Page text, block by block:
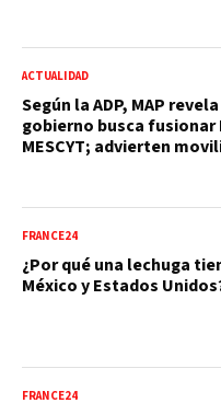
ACTUALIDAD
Según la ADP, MAP
gobierno busca fusionar
MESCYT; advierten
FRANCE24
¿Por qué una lechuga
México y Estados
FRANCE24